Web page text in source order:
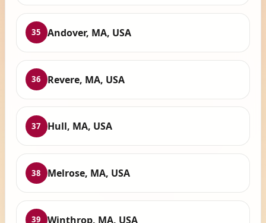
35 Andover, MA, USA
36 Revere, MA, USA
37 Hull, MA, USA
38 Melrose, MA, USA
39 Winthrop, MA, USA